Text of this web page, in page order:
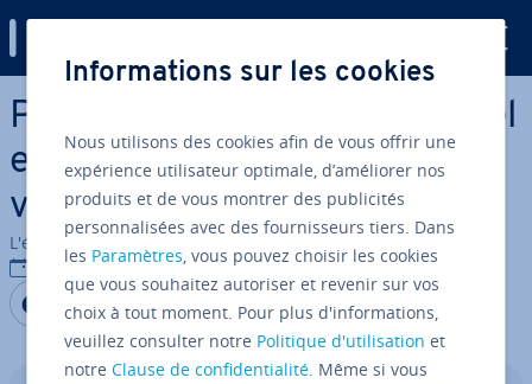
Aller au contenu principal
Politique de dis­tri­bu­tion : quel
est le canal le plus adapté à
votre en­tre­prise ?
L'équipe édi­to­riale IONOS
13/09/2019
Partager sur Facebook
Partager sur Twitter
Partager sur LinkedIn
Informations sur les cookies
Nous utilisons des cookies afin de vous offrir une
expérience utilisateur optimale, d’améliorer nos
produits et de vous montrer des publicités
personnalisées avec des fournisseurs tiers. Dans
les Paramètres, vous pouvez choisir les cookies
que vous souhaitez autoriser et revenir sur vos
choix à tout moment. Pour plus d'informations,
veuillez consulter notre Politique d'utilisation et
notreClause de confidentialité. Même si vous